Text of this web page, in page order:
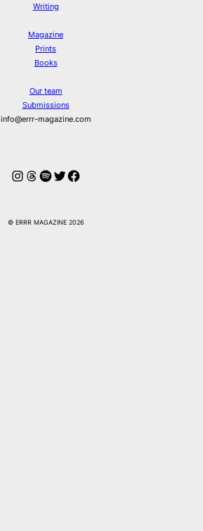
Writing
Magazine
Prints
Books
Our team
Submissions
info@errr-magazine.com
Instagram
Threads
Spotify
Twitter
Facebook
© ERRR MAGAZINE 2026